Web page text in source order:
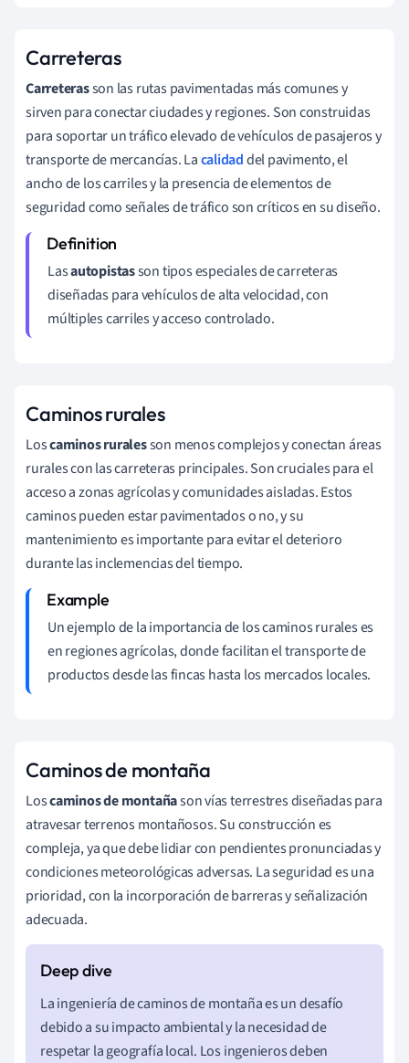
Carreteras
Carreterasson las rutas pavimentadas más comunes y
sirven para conectar ciudades y regiones. Son construidas
para soportar un tráfico elevado de vehículos de pasajeros y
transporte de mercancías. Lacalidaddel pavimento, el
ancho de los carriles y la presencia de elementos de
seguridad como señales de tráfico son críticos en su diseño.
Lasautopistasson tipos especiales de carreteras
diseñadas para vehículos de alta velocidad, con
múltiples carriles y acceso controlado.
Caminos rurales
Loscaminos ruralesson menos complejos y conectan áreas
rurales con las carreteras principales. Son cruciales para el
acceso a zonas agrícolas y comunidades aisladas. Estos
caminos pueden estar pavimentados o no, y su
mantenimiento es importante para evitar el deterioro
durante las inclemencias del tiempo.
Un ejemplo de la importancia de los caminos rurales es
en regiones agrícolas, donde facilitan el transporte de
productos desde las fincas hasta los mercados locales.
Caminos de montaña
Loscaminos de montañason vías terrestres diseñadas para
atravesar terrenos montañosos. Su construcción es
compleja, ya que debe lidiar con pendientes pronunciadas y
condiciones meteorológicas adversas. La seguridad es una
prioridad, con la incorporación de barreras y señalización
adecuada.
La ingeniería de caminos de montaña es un desafío
debido a su impacto ambiental y la necesidad de
respetar la geografía local. Los ingenieros deben